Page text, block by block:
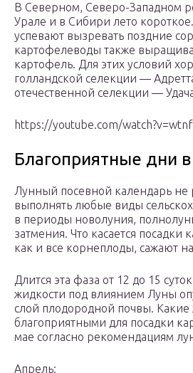
В Северном, Северо-Западном
Урале и в Сибири лето
успевают вызревать поздние
картофелеводы также
картофель. Для этих условий
голландской селекции —
отечественной селекции —
https://youtube.com/
Благоприятные дни
Лунный посевной календарь не
выполнять любые виды
в периоды новолуния,
затмения. Что касается посадки
как и все корнеплоды, сажают
Длится эта фаза от 12 до 15
жидкости под влиянием Луны
слой плодородной почвы. Какие
благоприятными для посадки
мае согласно рекомендациям
Апрель: